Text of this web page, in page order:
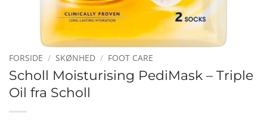
FORSIDE / SKØNHED / FOOT CARE
Scholl Moisturising PediMask – Triple
Oil fra Scholl